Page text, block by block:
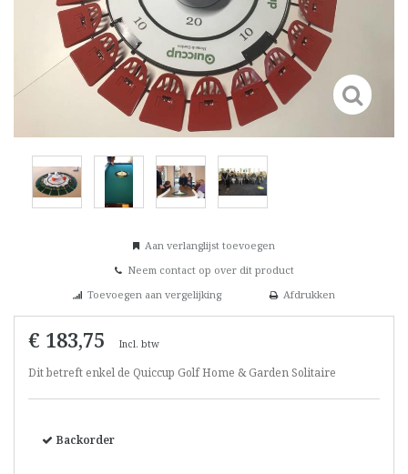
Aan verlanglijst toevoegen
Neem contact op over dit product
Toevoegen aan vergelijking
Afdrukken
€ 183,75 Incl. btw
Dit betreft enkel de Quiccup Golf Home & Garden Solitaire
Backorder